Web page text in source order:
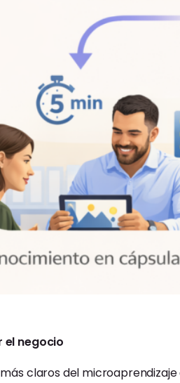
el negocio
claros del